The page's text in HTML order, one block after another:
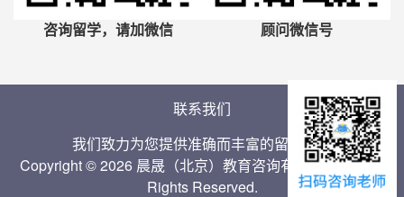
咨询留学，请加微信 顾问微信号
联系我们
我们致力为您提供准确而丰富的留学信息
Copyright © 2026 晨晟（北京）教育咨询有限公司 Inc. All
Rights Reserved.